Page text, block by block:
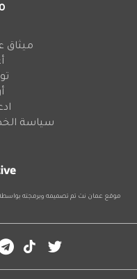
ميثاق
سياسة
موقع عمان نت تم تصميمه وبرمجته